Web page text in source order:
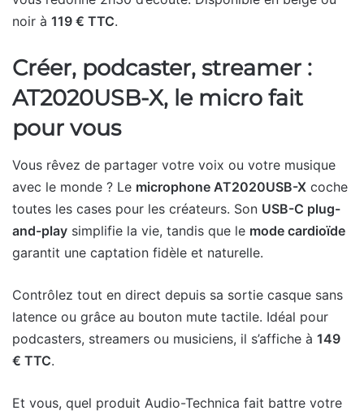
noir à 119 € TTC.
Créer, podcaster, streamer :
AT2020USB-X, le micro fait
pour vous
Vous rêvez de partager votre voix ou votre musique
avec le monde ? Le microphone AT2020USB-X coche
toutes les cases pour les créateurs. Son USB-C plug-
and-play simplifie la vie, tandis que le mode cardioïde
garantit une captation fidèle et naturelle.
Contrôlez tout en direct depuis sa sortie casque sans
latence ou grâce au bouton mute tactile. Idéal pour
podcasters, streamers ou musiciens, il s’affiche à 149
€ TTC.
Et vous, quel produit Audio-Technica fait battre votre